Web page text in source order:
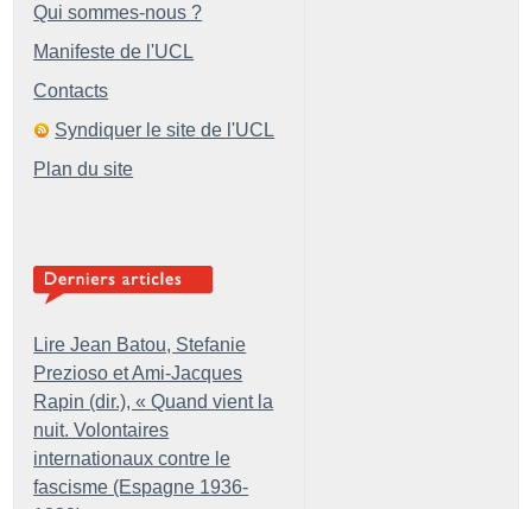
Qui sommes-nous ?
Manifeste de l'UCL
Contacts
Syndiquer le site de l'UCL
Plan du site
Lire Jean Batou, Stefanie
Prezioso et Ami-Jacques
Rapin (dir.), « Quand vient la
nuit. Volontaires
internationaux contre le
fascisme (Espagne 1936-